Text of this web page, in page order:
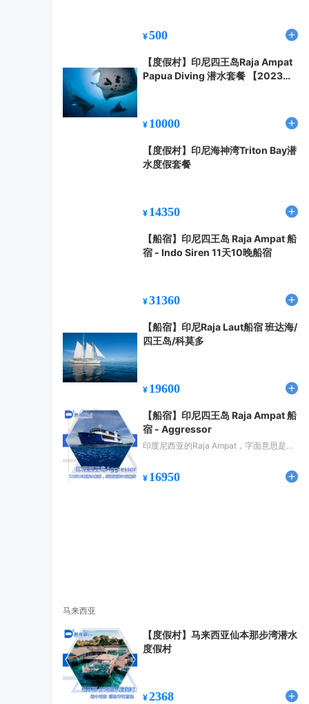
¥500
【度假村】印尼四王岛Raja Ampat
Papua Diving 潜水套餐 【2023年8
¥ 10000
【度假村】印尼海神湾Triton Bay潜
水度假套餐
¥ 14350
【船宿】印尼四王岛 Raja Ampat 船
宿 - Indo Siren 11天10晚船宿
¥31360
【船宿】印尼Raja Laut船宿 班达海/
四王岛/科莫多
¥ 19600
【船宿】印尼四王岛 Raja Ampat 船
宿 - Aggressor
印度尼西亚的Raja Ampat，字面意思是四
它。 作为世界最美的Top潜点之一，在近
年来不断趋热的潜水界中，更是每一个潜
¥ 16950
马来西亚
【度假村】马来西亚仙本那步湾潜水
度假村
¥2368